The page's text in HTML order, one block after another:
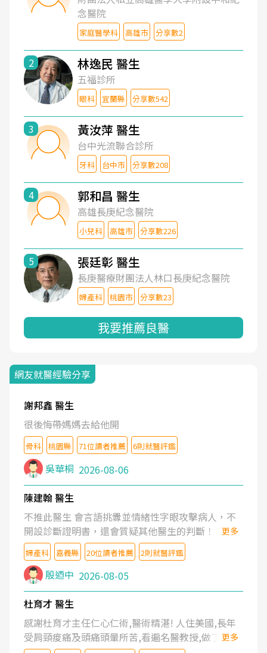
念醫院
家庭醫學科 高雄市 分享數2
2 林逸民 醫生
五福診所
眼科 宜蘭縣 分享數542
3 黃汝萍 醫生
台中光流聯合診所
牙科 台中市 分享數208
4 郭和昌 醫生
高雄長庚紀念醫院
小兒科 高雄市 分享數226
5 張廷彰 醫生
長庚醫療財團法人林口長庚紀念醫院
婦產科 桃園市 分享數23
我要推薦良醫
網友就醫經驗分享
謝邦鑫 醫生
很後悔帶媽媽去給他開
骨科 桃園縣 71位讀者推薦 6則就醫評鑑
吳華桐 2026-08-06
陳建翰 醫生
不推此醫生 會言語挑釁並情緒性字眼攻擊病人，不
開設診斷證明書，還會質疑其他醫生的判斷！
更多
婦產科 嘉義縣 20位讀者推薦 2則就醫評鑑
殷迺中 2026-08-05
杜育才 醫生
感謝杜育才主任仁心仁術,醫術精湛! 人住美國,長年
受肩頸痠痛及頭痛頭暈所苦,看遍名醫教授,做了各種
更多